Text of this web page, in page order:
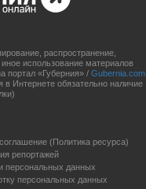
распространение,
использование материалов
портал «Губерния» / Gubernia.com
Интернете обязательно наличие
(Политика ресурса)
репортажей
персональных данных
персональных данных